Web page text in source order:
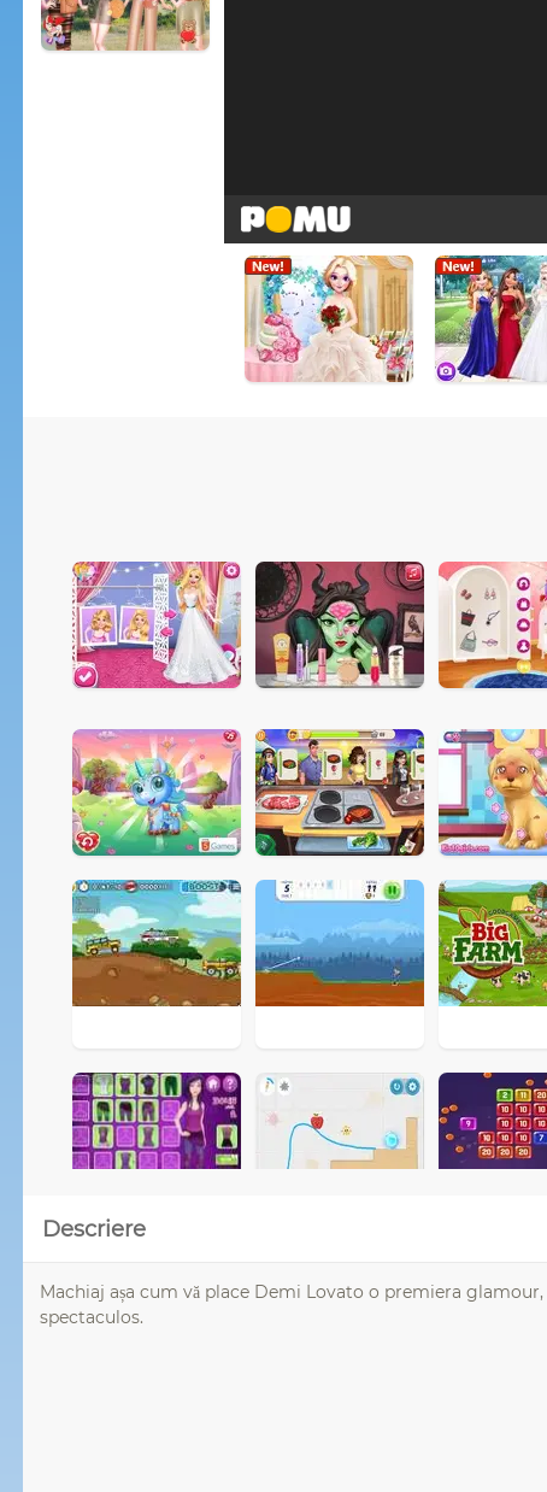
Descriere
Machiaj așa cum vă place Demi Lovato o premiera
spectaculos.